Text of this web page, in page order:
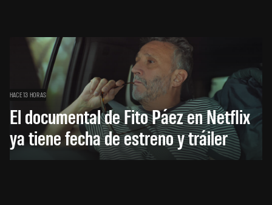
HACE 13 HORAS
El documental de Fito Páez en Netflix
ya tiene fecha de estreno y tráiler